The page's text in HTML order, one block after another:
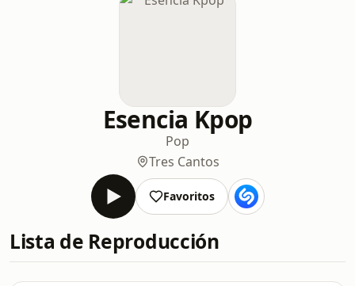
Esencia Kpop
Pop
Tres Cantos
Favoritos
Lista de Reproducción